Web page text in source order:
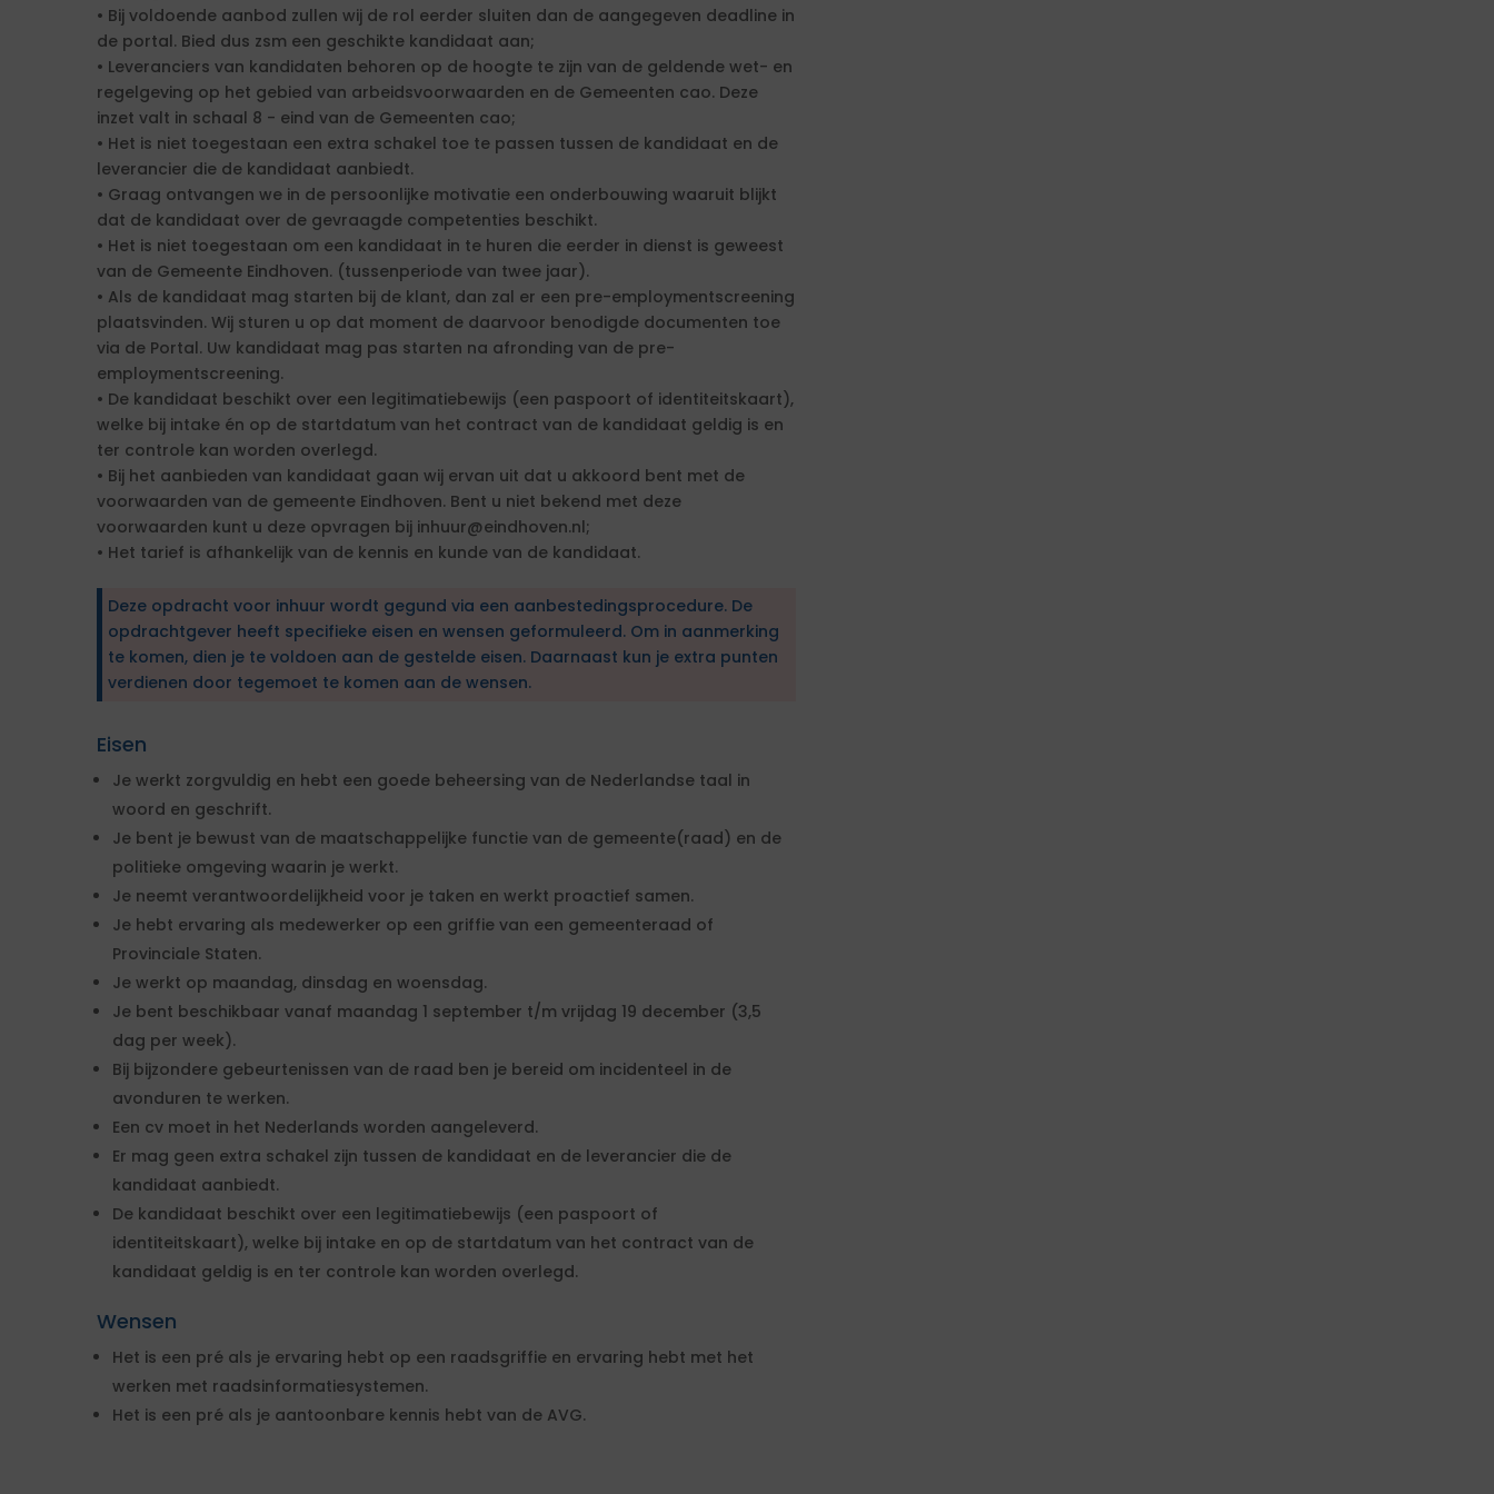
• Bij voldoende aanbod zullen wij de rol eerder sluiten dan de aangegeven deadline in
de portal. Bied dus zsm een geschikte kandidaat aan;
• Leveranciers van kandidaten behoren op de hoogte te zijn van de geldende wet- en
regelgeving op het gebied van arbeidsvoorwaarden en de Gemeenten cao. Deze
inzet valt in schaal 8 - eind van de Gemeenten cao;
• Het is niet toegestaan een extra schakel toe te passen tussen de kandidaat en de
leverancier die de kandidaat aanbiedt.
• Graag ontvangen we in de persoonlijke motivatie een onderbouwing waaruit blijkt
dat de kandidaat over de gevraagde competenties beschikt.
• Het is niet toegestaan om een kandidaat in te huren die eerder in dienst is geweest
van de Gemeente Eindhoven. (tussenperiode van twee jaar).
• Als de kandidaat mag starten bij de klant, dan zal er een pre-employmentscreening
plaatsvinden. Wij sturen u op dat moment de daarvoor benodigde documenten toe
via de Portal. Uw kandidaat mag pas starten na afronding van de pre-
employmentscreening.
• De kandidaat beschikt over een legitimatiebewijs (een paspoort of identiteitskaart),
welke bij intake én op de startdatum van het contract van de kandidaat geldig is en
ter controle kan worden overlegd.
• Bij het aanbieden van kandidaat gaan wij ervan uit dat u akkoord bent met de
voorwaarden van de gemeente Eindhoven. Bent u niet bekend met deze
voorwaarden kunt u deze opvragen bij inhuur@eindhoven.nl;
• Het tarief is afhankelijk van de kennis en kunde van de kandidaat.
Deze opdracht voor inhuur wordt gegund via een aanbestedingsprocedure. De
opdrachtgever heeft specifieke eisen en wensen geformuleerd. Om in aanmerking
te komen, dien je te voldoen aan de gestelde eisen. Daarnaast kun je extra punten
verdienen door tegemoet te komen aan de wensen.
Eisen
Je werkt zorgvuldig en hebt een goede beheersing van de Nederlandse taal in
woord en geschrift.
Je bent je bewust van de maatschappelijke functie van de gemeente(raad) en de
politieke omgeving waarin je werkt.
Je neemt verantwoordelijkheid voor je taken en werkt proactief samen.
Je hebt ervaring als medewerker op een griffie van een gemeenteraad of
Provinciale Staten.
Je werkt op maandag, dinsdag en woensdag.
Je bent beschikbaar vanaf maandag 1 september t/m vrijdag 19 december (3,5
dag per week).
Bij bijzondere gebeurtenissen van de raad ben je bereid om incidenteel in de
avonduren te werken.
Een cv moet in het Nederlands worden aangeleverd.
Er mag geen extra schakel zijn tussen de kandidaat en de leverancier die de
kandidaat aanbiedt.
De kandidaat beschikt over een legitimatiebewijs (een paspoort of
identiteitskaart), welke bij intake en op de startdatum van het contract van de
kandidaat geldig is en ter controle kan worden overlegd.
Wensen
Het is een pré als je ervaring hebt op een raadsgriffie en ervaring hebt met het
werken met raadsinformatiesystemen.
Het is een pré als je aantoonbare kennis hebt van de AVG.